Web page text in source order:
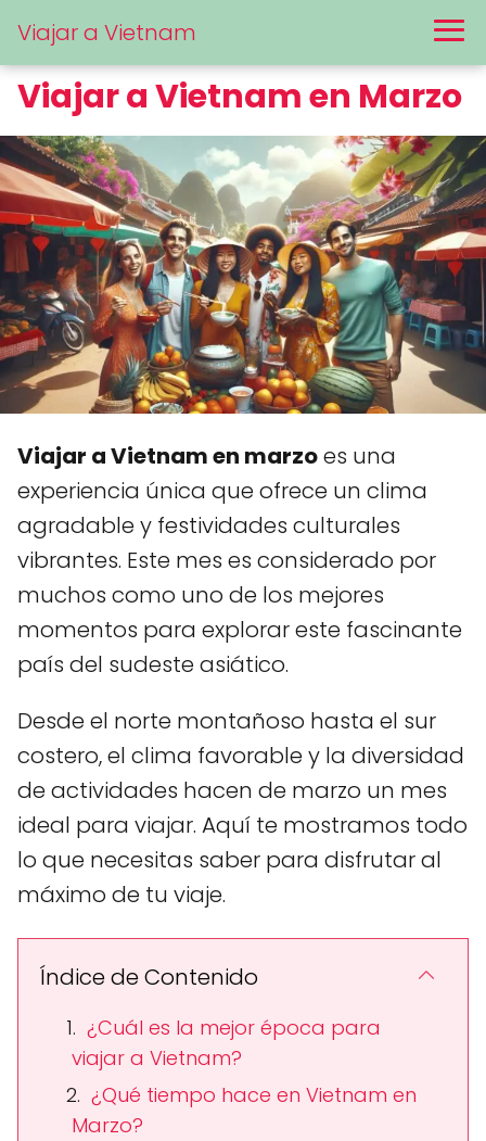
Viajar a Vietnam
Viajar a Vietnam en Marzo
Viajar a Vietnam en marzoes una
experiencia única que ofrece un clima
agradable y festividades culturales
vibrantes. Este mes es considerado por
muchos como uno de los mejores
momentos para explorar este fascinante
país del sudeste asiático.
Desde el norte montañoso hasta el sur
costero, el clima favorable y la diversidad
de actividades hacen de marzo un mes
ideal para viajar. Aquí te mostramos todo
lo que necesitas saber para disfrutar al
máximo de tu viaje.
Índice de Contenido
¿Cuál es la mejor época para
viajar a Vietnam?
¿Qué tiempo hace en Vietnam en
Marzo?